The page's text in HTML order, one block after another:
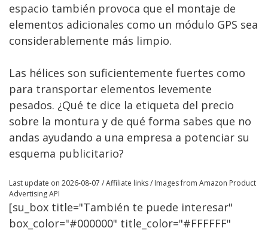
espacio también provoca que el montaje de
elementos adicionales como un módulo GPS sea
considerablemente más limpio.
Las hélices son suficientemente fuertes como
para transportar elementos levemente
pesados. ¿Qué te dice la etiqueta del precio
sobre la montura y de qué forma sabes que no
andas ayudando a una empresa a potenciar su
esquema publicitario?
Last update on 2026-08-07 / Affiliate links / Images from Amazon Product
Advertising API
[su_box title="También te puede interesar"
box_color="#000000" title_color="#FFFFFF"